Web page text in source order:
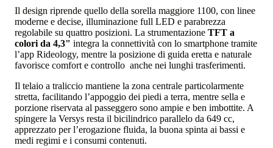
Il design riprende quello della sorella maggiore 1100, con linee
moderne e decise, illuminazione full LED e parabrezza
regolabile su quattro posizioni. La strumentazione TFT a
colori da 4,3" integra la connettività con lo smartphone tramite
l’app Rideology, mentre la posizione di guida eretta e naturale
favorisce comfort e controllo anche nei lunghi trasferimenti.
Il telaio a traliccio mantiene la zona centrale particolarmente
stretta, facilitando l’appoggio dei piedi a terra, mentre sella e
porzione riservata al passeggero sono ampie e ben imbottite. A
spingere la Versys resta il bicilindrico parallelo da 649 cc,
apprezzato per l’erogazione fluida, la buona spinta ai bassi e
medi regimi e i consumi contenuti.